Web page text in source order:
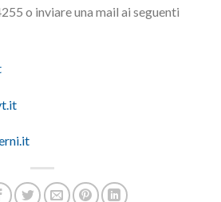
o inviare una mail ai seguenti